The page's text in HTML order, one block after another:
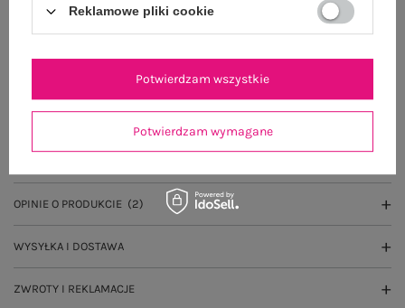
100 dni na zwrot
OPINIE O PRODUKCIE (2)
WYSYŁKA I DOSTAWA
ZWROTY I REKLAMACJE
Reklamowe pliki cookie
Potwierdzam wymagane
Potwierdzam wszystkie